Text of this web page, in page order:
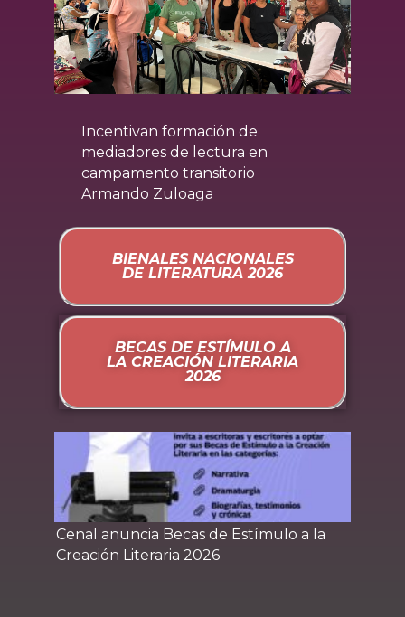
Incentivan formación de
mediadores de lectura en
campamento transitorio
Armando Zuloaga
BIENALES NACIONALES
DE LITERATURA 2026
BECAS DE ESTÍMULO A
LA CREACIÓN LITERARIA
2026
Cenal anuncia Becas de Estímulo a la
Creación Literaria 2026